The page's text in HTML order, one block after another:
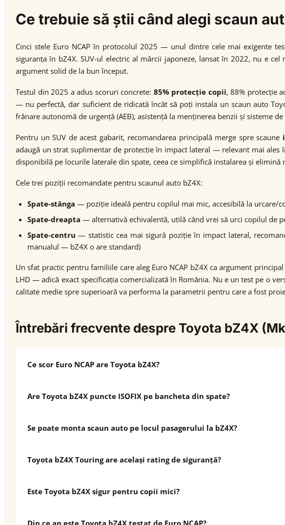
Ce trebuie să știi când alegi scaun
Cinci stele Euro NCAP în protocolul 2025 — unul dintre cele mai exigente
siguranța în bZ4X. SUV-ul electric al mărcii japoneze, lansat în 2022, nu e
argument solid de la bun început.
Testul din 2025 a adus scoruri concrete: 85% protecție copii, 88% protecție
— nu perfectă, dar suficient de ridicată încât să poți instala un scaun auto
frânare autonomă de urgență (AEB), asistență la menținerea benzii și
Pentru un SUV de acest gabarit, recomandarea principală merge spre scaune
adaugă un strat suplimentar de protecție în impact lateral — relevant mai ales
disponibilă pe locurile laterale din spate, ceea ce simplifică instalarea și elimină
Cele trei poziții recomandate pentru scaunul auto bZ4X:
Spate-stânga — poziție ideală pentru copilul mai mic, accesibilă la urcare/
Spate-dreapta — alternativă echivalentă, utilă când vrei să urci copilul de
Spate-centru — statistic cea mai sigură poziție în impact lateral,
manualul — bZ4X o are standard)
Un sfat practic pentru familiile care aleg Euro NCAP bZ4X ca argument
LHD — adică exact specificația comercializată în România. Nu e un test pe o
calitate medie spre superioară va performa la parametrii pentru care a fost
Întrebări frecvente despre Toyota bZ4X
Ce scor Euro NCAP are Toyota bZ4X?
Are Toyota bZ4X puncte ISOFIX pe bancheta din spate?
Se poate monta scaun auto pe locul pasagerului la bZ4X?
Toyota bZ4X Touring are același rating de siguranță?
Este Toyota bZ4X sigur pentru copii mici?
Din ce an este Toyota bZ4X testat de Euro NCAP?